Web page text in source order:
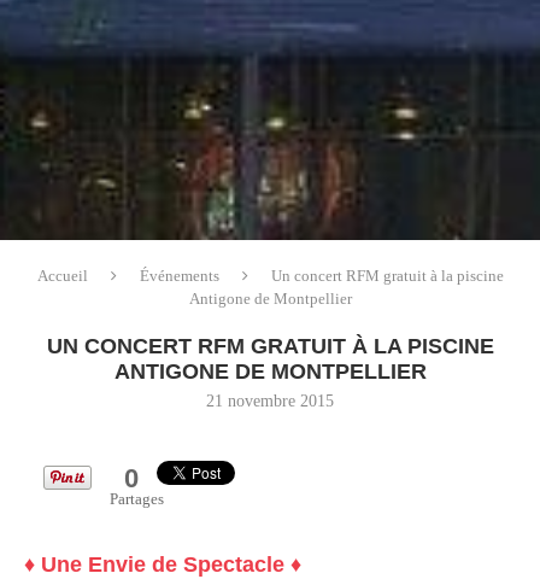
Accueil Événements
Un concert RFM gratuit à la piscine
Antigone de Montpellier
UN CONCERT RFM GRATUIT À LA PISCINE
ANTIGONE DE MONTPELLIER
21 novembre 2015
0
Partages
♦ Une Envie de Spectacle ♦